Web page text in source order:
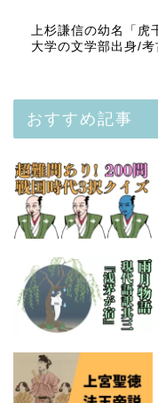
上杉謙信の幼名「
大学の文学部出身/
おすすめ記事